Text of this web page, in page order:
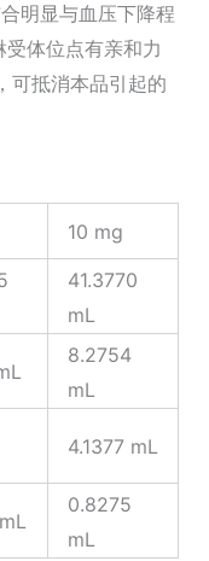
明显与血压下降程
体位点有亲和力
可抵消本品引起的
10 mg
41.3770
mL
8.2754
mL
4.1377 mL
0.8275
mL